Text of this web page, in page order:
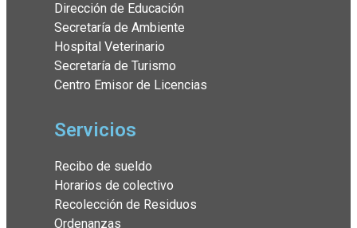
Dirección de Educación
Secretaría de Ambiente
Hospital Veterinario
Secretaría de Turismo
Centro Emisor de Licencias
Servicios
Recibo de sueldo
Horarios de colectivo
Recolección de Residuos
Ordenanzas